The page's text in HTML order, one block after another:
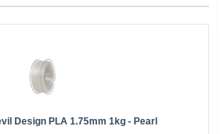
Design PLA 1.75mm 1kg - Pearl